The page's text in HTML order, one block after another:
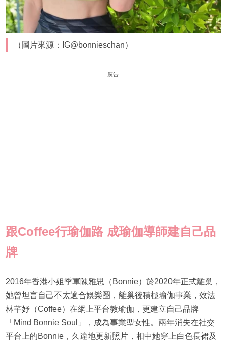
（圖片來源：IG@bonnieschan）
廣告
跟Coffee行瑜伽路 成瑜伽導師建自己品
牌
2016年香港小姐季軍陳雅思（Bonnie）於2020年正式離巢，
她曾坦言自己不太適合娛樂圈，離巢後積極瑜伽事業，效法
林芊妤（Coffee）在網上平台教瑜伽，更建立自己品牌
「Mind Bonnie Soul」，成為事業型女性。兩年消失在社交
平台上的Bonnie，久違地更新照片，相中她穿上白色長裙及